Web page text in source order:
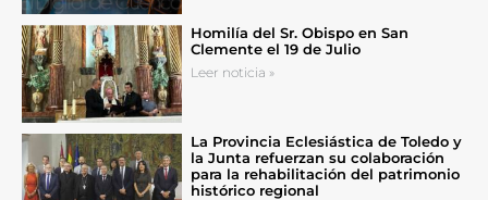
Homilía del Sr. Obispo en San
Clemente el 19 de Julio
Leer noticia »
La Provincia Eclesiástica de Toledo y
la Junta refuerzan su colaboración
para la rehabilitación del patrimonio
histórico regional